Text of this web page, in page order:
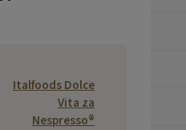
Italfoods Dolce
Vita za
Nespresso®